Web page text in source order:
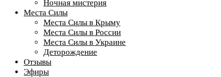
Ночная мистерия
Места Силы
Места Силы в Крыму
Места Силы в России
Места Силы в Украине
Деторождение
Отзывы
Эфиры